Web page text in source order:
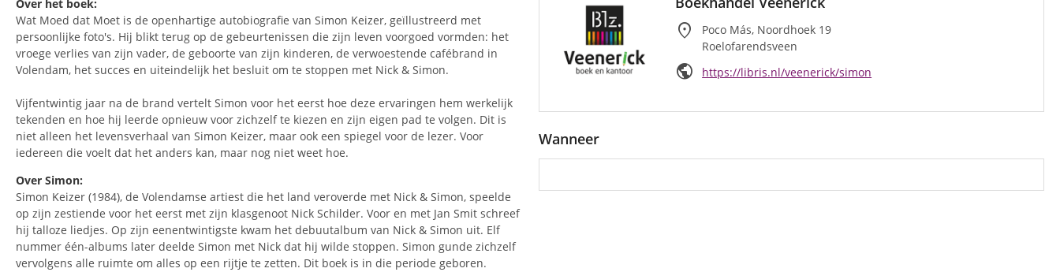
Over het boek:
Wat Moed dat Moet is de openhartige autobiografie van Simon Keizer, geïllustreerd met
persoonlijke foto's. Hij blikt terug op de gebeurtenissen die zijn leven voorgoed vormden: het
vroege verlies van zijn vader, de geboorte van zijn kinderen, de verwoestende cafébrand in
Volendam, het succes en uiteindelijk het besluit om te stoppen met Nick & Simon.
Vijfentwintig jaar na de brand vertelt Simon voor het eerst hoe deze ervaringen hem werkelijk
tekenden en hoe hij leerde opnieuw voor zichzelf te kiezen en zijn eigen pad te volgen. Dit is
niet alleen het levensverhaal van Simon Keizer, maar ook een spiegel voor de lezer. Voor
iedereen die voelt dat het anders kan, maar nog niet weet hoe.
Over Simon:
Simon Keizer (1984), de Volendamse artiest die het land veroverde met Nick & Simon, speelde
op zijn zestiende voor het eerst met zijn klasgenoot Nick Schilder. Voor en met Jan Smit schreef
hij talloze liedjes. Op zijn eenentwintigste kwam het debuutalbum van Nick & Simon uit. Elf
nummer één-albums later deelde Simon met Nick dat hij wilde stoppen. Simon gunde zichzelf
vervolgens alle ruimte om alles op een rijtje te zetten. Dit boek is in die periode geboren.
location_on
Poco Más, Noordhoek 19
Roelofarendsveen
public https://libris.nl/veenerick/simon
Wanneer